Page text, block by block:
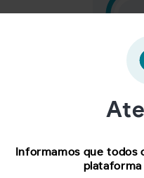
Para ver mais, acesse a
Informamos que todos